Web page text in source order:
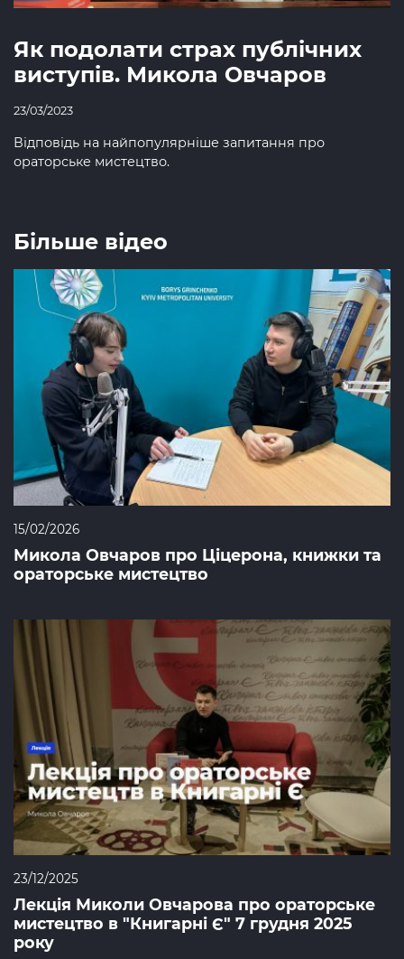
Як подолати страх публічних
виступів. Микола Овчаров
23/03/2023
Відповідь на найпопулярніше запитання про
ораторське мистецтво.
Більше відео
15/02/2026
Микола Овчаров про Ціцерона, книжки та
ораторське мистецтво
23/12/2025
Лекція Миколи Овчарова про ораторське
мистецтво в "Книгарні Є" 7 грудня 2025
року